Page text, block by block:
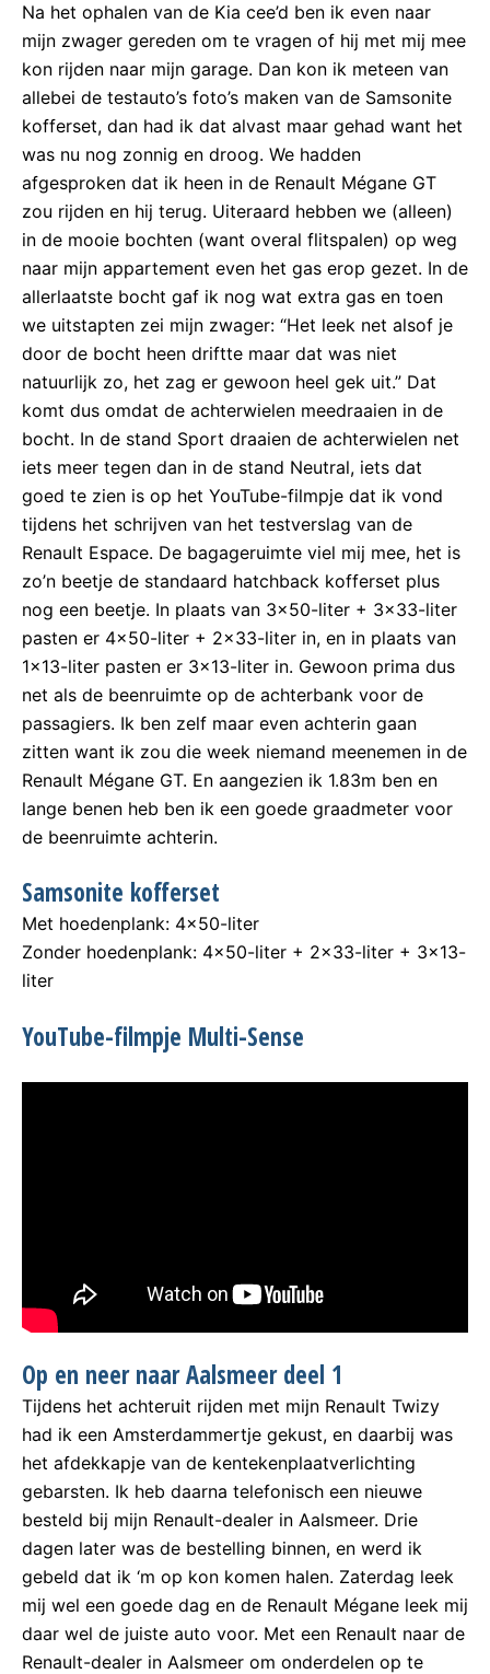
Na het ophalen van de Kia cee’d ben ik even naar
mijn zwager gereden om te vragen of hij met mij mee
kon rijden naar mijn garage. Dan kon ik meteen van
allebei de testauto’s foto’s maken van de Samsonite
kofferset, dan had ik dat alvast maar gehad want het
was nu nog zonnig en droog. We hadden
afgesproken dat ik heen in de Renault Mégane GT
zou rijden en hij terug. Uiteraard hebben we (alleen)
in de mooie bochten (want overal flitspalen) op weg
naar mijn appartement even het gas erop gezet. In de
allerlaatste bocht gaf ik nog wat extra gas en toen
we uitstapten zei mijn zwager: “Het leek net alsof je
door de bocht heen driftte maar dat was niet
natuurlijk zo, het zag er gewoon heel gek uit.” Dat
komt dus omdat de achterwielen meedraaien in de
bocht. In de stand Sport draaien de achterwielen net
iets meer tegen dan in de stand Neutral, iets dat
goed te zien is op het YouTube-filmpje dat ik vond
tijdens het schrijven van het testverslag van de
Renault Espace. De bagageruimte viel mij mee, het is
zo’n beetje de standaard hatchback kofferset plus
nog een beetje. In plaats van 3×50-liter + 3×33-liter
pasten er 4×50-liter + 2×33-liter in, en in plaats van
1×13-liter pasten er 3×13-liter in. Gewoon prima dus
net als de beenruimte op de achterbank voor de
passagiers. Ik ben zelf maar even achterin gaan
zitten want ik zou die week niemand meenemen in de
Renault Mégane GT. En aangezien ik 1.83m ben en
lange benen heb ben ik een goede graadmeter voor
de beenruimte achterin.
Samsonite kofferset
Met hoedenplank: 4×50-liter
Zonder hoedenplank: 4×50-liter + 2×33-liter + 3×13-
liter
YouTube-filmpje Multi-Sense
Op en neer naar Aalsmeer deel 1
Tijdens het achteruit rijden met mijn Renault Twizy
had ik een Amsterdammertje gekust, en daarbij was
het afdekkapje van de kentekenplaatverlichting
gebarsten. Ik heb daarna telefonisch een nieuwe
besteld bij mijn Renault-dealer in Aalsmeer. Drie
dagen later was de bestelling binnen, en werd ik
gebeld dat ik ‘m op kon komen halen. Zaterdag leek
mij wel een goede dag en de Renault Mégane leek mij
daar wel de juiste auto voor. Met een Renault naar de
Renault-dealer in Aalsmeer om onderdelen op te